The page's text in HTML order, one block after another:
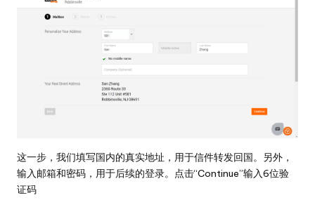
这一步，我们填写国内的真实地址，用于信件转发回国。另外，
输入邮箱和密码，用于后续的登录。点击“Continue”输入6位验
证码